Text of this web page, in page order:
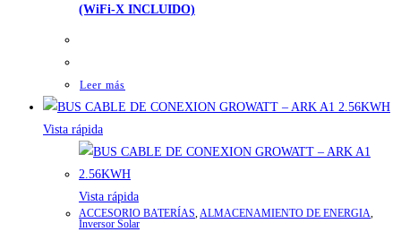
(WiFi-X INCLUIDO)
Leer más
Vista rápida
Vista rápida
ACCESORIO BATERÍAS,ALMACENAMIENTO DE ENERGIA,
Inversor Solar